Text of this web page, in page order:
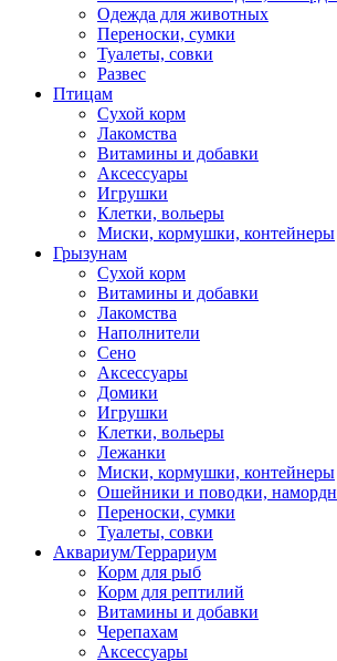
Одежда для животных
Переноски, сумки
Туалеты, совки
Развес
Птицам
Сухой корм
Лакомства
Витамины и добавки
Аксессуары
Игрушки
Клетки, вольеры
Миски, кормушки, контейнеры
Грызунам
Сухой корм
Витамины и добавки
Лакомства
Наполнители
Сено
Аксессуары
Домики
Игрушки
Клетки, вольеры
Лежанки
Миски, кормушки, контейнеры
Ошейники и поводки,
Переноски, сумки
Туалеты, совки
Аквариум/Террариум
Корм для рыб
Корм для рептилий
Витамины и добавки
Черепахам
Аксессуары